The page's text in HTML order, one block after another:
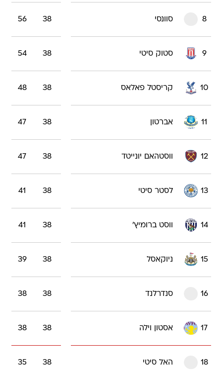
8 סוונסי 38
56
9 סטוק סיטי 38
54
10 קריסטל פאלאס 38
48
11 אברטון 38
47
12 ווסטהאם יונייטד 38
47
13 לסטר סיטי 38
41
14 ווסט ברומיץ' 38
41
15 ניוקאסל 38
39
16 סנדרלנד 38
38
17 אסטון וילה 38
38
18 האל סיטי 38
35